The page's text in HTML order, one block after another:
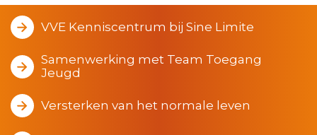
VVE Kenniscentrum bij Sine Limite
Samenwerking met Team Toegang
Jeugd
Versterken van het normale leven